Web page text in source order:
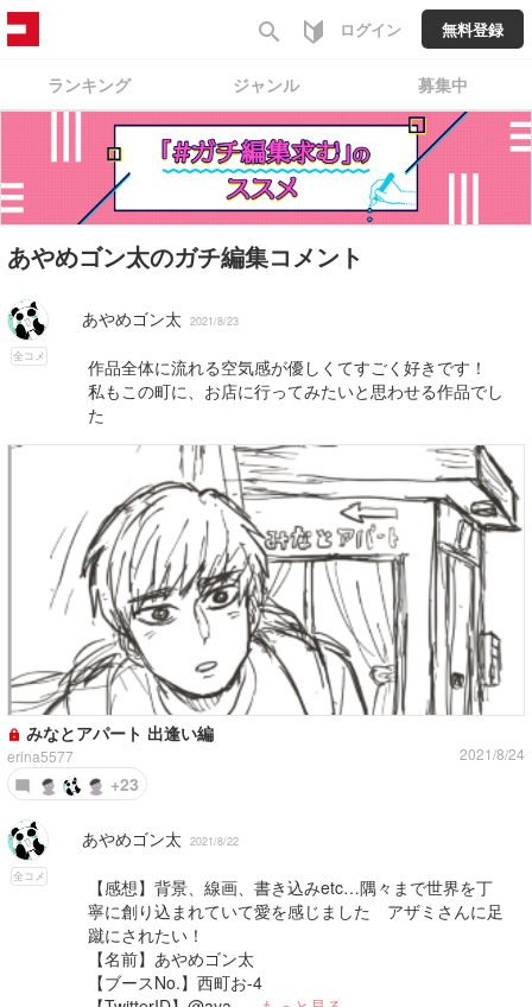
search ログイン 無料登録
ランキング ジャンル 募集中
あやめゴン太のガチ編集コメント
全コメ
あやめゴン太 2021/8/23
作品全体に流れる空気感が優しくてすごく好きです！
私もこの町に、お店に行ってみたいと思わせる作品でし
た
みなとアパート 出逢い編
erina5577 2021/8/24
+23
全コメ
あやめゴン太 2021/8/22
【感想】背景、線画、書き込みetc…隅々まで世界を丁
寧に創り込まれていて愛を感じました アザミさんに足
蹴にされたい！
【名前】あやめゴン太
【ブースNo.】西町お-4